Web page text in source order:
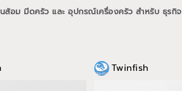
ส้อม มีดครัว และ อุปกรณ์เครื่องครัว สำหรับ ธุรกิจ
Twinfish